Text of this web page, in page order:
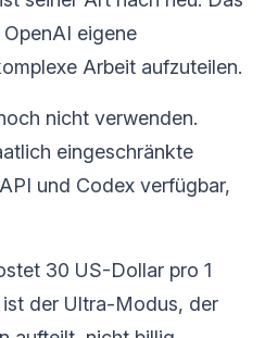
eigene
Arbeit aufzuteilen.
nicht verwenden.
eingeschränkte
und Codex verfügbar,
30 US-Dollar pro 1
der Ultra-Modus, der